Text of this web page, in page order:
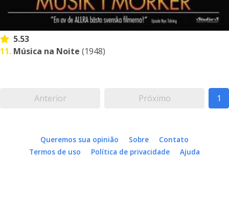
5.53
11. Música na Noite (1948)
Anterior Próximo 1
Queremos sua opinião Sobre
Contato
Termos de uso
Política de privacidade Ajuda